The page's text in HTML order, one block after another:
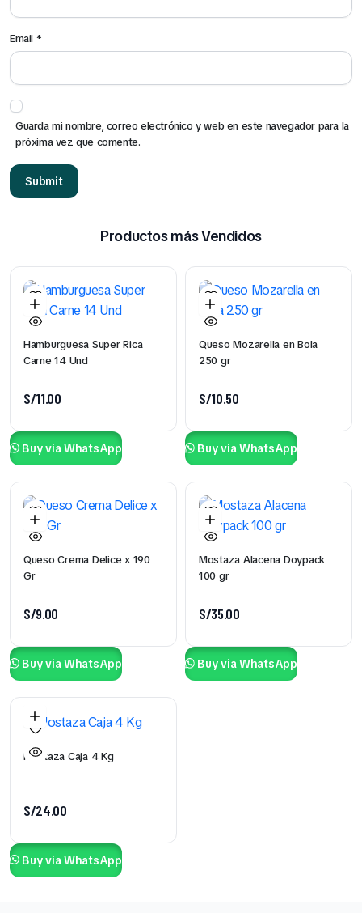
Email *
Guarda mi nombre, correo electrónico y web en este navegador para la
próxima vez que comente.
Productos más Vendidos
Hamburguesa Super Rica
Carne 14 Und
S/11.00
Buy via WhatsApp
Queso Mozarella en Bola
250 gr
S/10.50
Buy via WhatsApp
Queso Crema Delice x 190
Gr
S/9.00
Buy via WhatsApp
Mostaza Alacena Doypack
100 gr
S/35.00
Buy via WhatsApp
Mostaza Caja 4 Kg
S/24.00
Buy via WhatsApp